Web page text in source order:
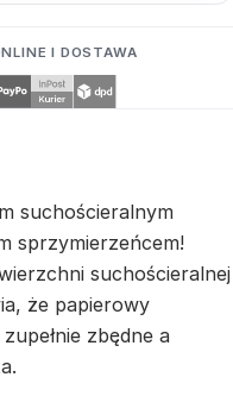
I DOSTAWA
suchościeralnym
sprzymierzeńcem!
suchościeralnej
że papierowy
zbędne a